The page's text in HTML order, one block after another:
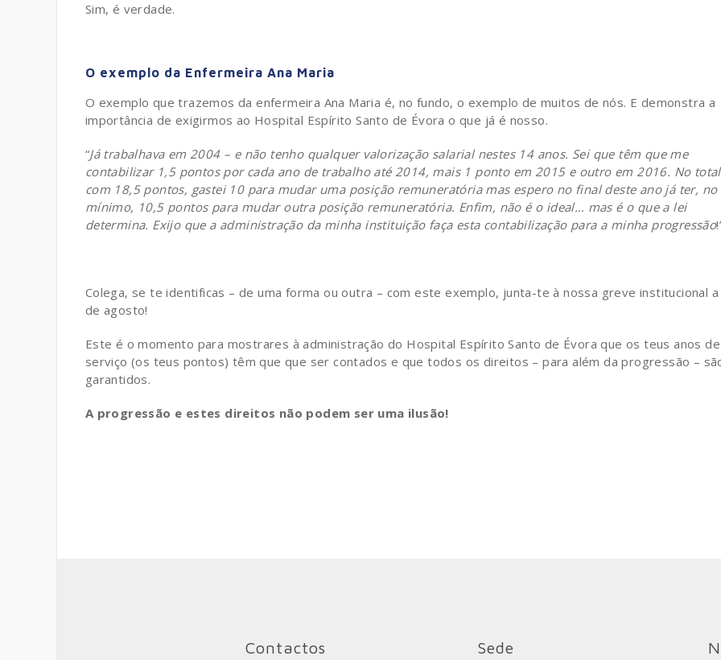
Sim, é verdade.
O exemplo da Enfermeira Ana Maria
O exemplo que trazemos da enfermeira Ana Maria é, no fundo, o exemplo de muitos de nós. E demonstra a
importância de exigirmos ao Hospital Espírito Santo de Évora o que já é nosso.
“Já trabalhava em 2004 – e não tenho qualquer valorização salarial nestes 14 anos. Sei que têm que me
contabilizar 1,5 pontos por cada ano de trabalho até 2014, mais 1 ponto em 2015 e outro em 2016. No
com 18,5 pontos, gastei 10 para mudar uma posição remuneratória mas espero no final deste ano já ter, no
mínimo, 10,5 pontos para mudar outra posição remuneratória. Enfim, não é o ideal… mas é o que a lei
determina. Exijo que a administração da minha instituição faça esta contabilização para a minha progressão
Colega, se te identificas – de uma forma ou outra – com este exemplo, junta-te à nossa greve institucional a
de agosto!
Este é o momento para mostrares à administração do Hospital Espírito Santo de Évora que os teus anos de
serviço (os teus pontos) têm que que ser contados e que todos os direitos – para além da progressão –
garantidos.
A progressão e estes direitos não podem ser uma ilusão!
Contactos Sede